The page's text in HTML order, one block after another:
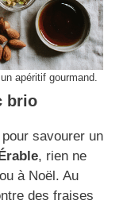
apéritif gourmand.
brio
savourer un
, rien ne
à Noël. Au
des fraises